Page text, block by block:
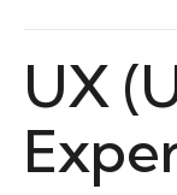
UX